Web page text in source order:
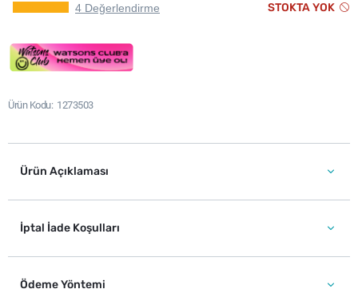
4 Değerlendirme STOKTA YOK
Ürün Kodu 1273503
Ürün Açıklaması
İptal İade Koşulları
Ödeme Yöntemi